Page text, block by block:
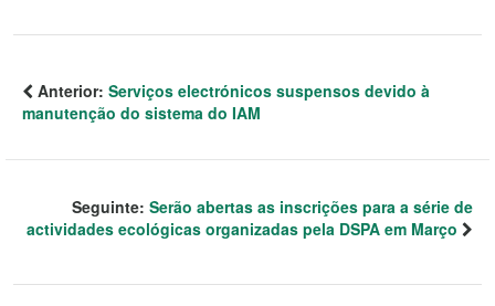
Anterior: Serviços electrónicos suspensos devido à
manutenção do sistema do IAM
Seguinte: Serão abertas as inscrições para a série de
actividades ecológicas organizadas pela DSPA em Março